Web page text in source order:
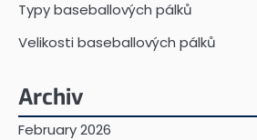
Typy baseballových pálků
Velikosti baseballových pálků
Archiv
February 2026